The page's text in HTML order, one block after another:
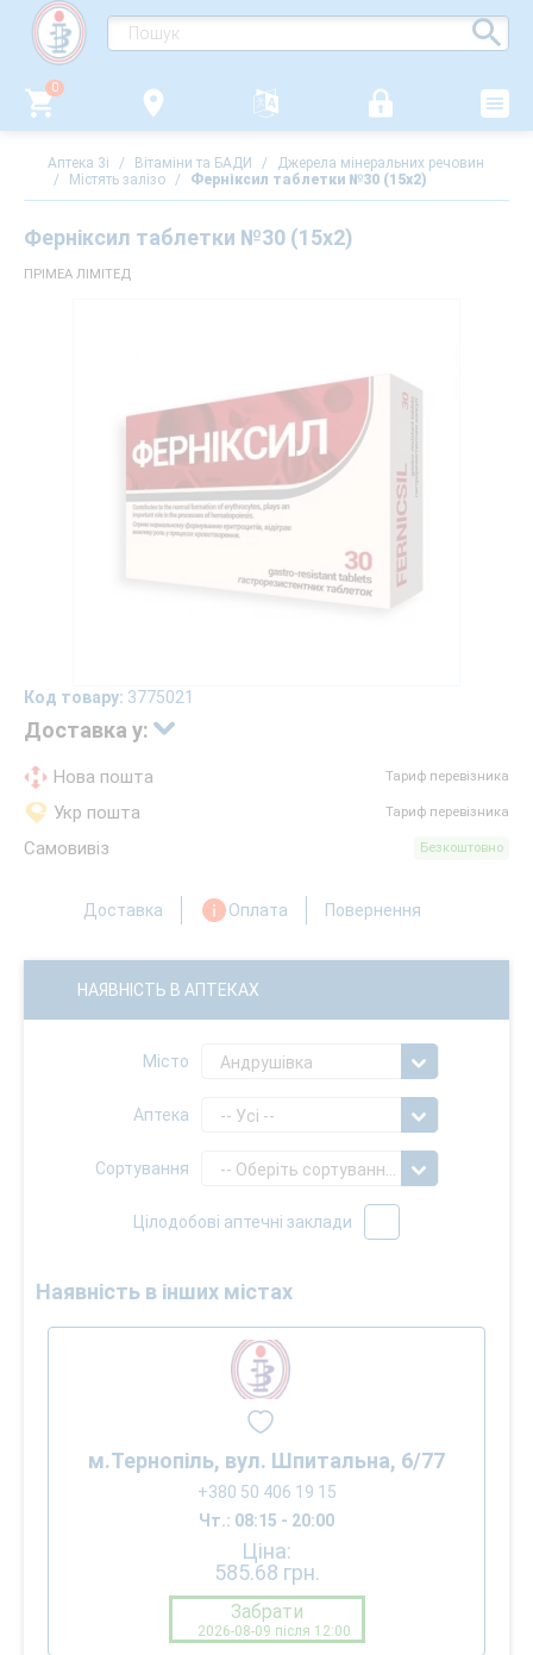
0
Аптека 3i / Вітаміни та БАДИ /
Джерела мінеральних речовин
/
Містять залізо / Ферніксил таблетки №30 (15х2)
Ферніксил таблетки №30 (15х2)
ПРІМЕА ЛІМІТЕД
Код товару: 3775021
Доставка у:
Нова пошта Тариф перевізника
Укр пошта Тариф перевізника
Самовивіз Безкоштовно
Доставка Оплата Повернення
НАЯВНІСТЬ В АПТЕКАХ
Місто Андрушівка
Аптека -- Усі --
Сортування
Цілодобові аптечні заклади
Наявність в інших містах
м.Тернопіль, вул. Шпитальна, 6/77
+380 50 406 19 15
Чт.: 08:15 - 20:00
Ціна:
585.68 грн.
Забрати
2026-08-09 після 12:00